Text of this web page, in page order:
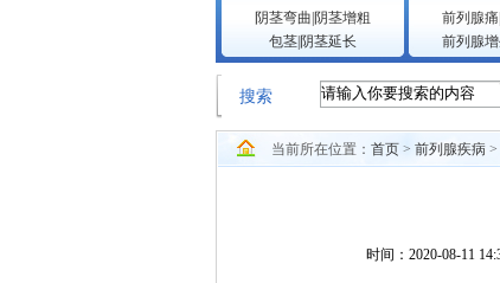
阴茎弯曲 阴茎增粗
包茎| 阴茎延长
前列腺痛
前列腺
搜索
当前所在位置： 首页 > 前列腺疾病 >
时间：2020-08-11